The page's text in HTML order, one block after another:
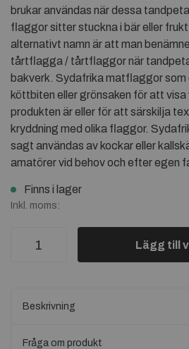
brukar användas när dessa
flaggor sitter stuckna i bär eller
alternativt namn är att man
tårtflagga / tårtflaggor när
bakverk. Sydafrika matflaggor som
köttbiten eller grönsaken för att visa
produkten är eller för att särskilja
kryddning med olika flaggor.
sagt användas av kockar eller
amatörer vid behov och efter egen
Finns i lager
Inkl. moms:
Lägg till
Beskrivning
Fråga om produkt